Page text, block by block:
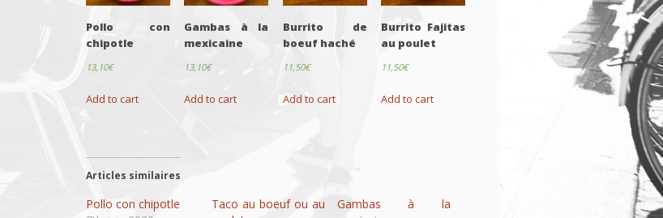
Pollo con
chipotle
13,10€
Add to cart
Gambas à la
mexicaine
13,10€
Add to cart
Burrito de
boeuf haché
11,50€
Add to cart
Burrito Fajitas
au poulet
11,50€
Add to cart
Articles similaires
Pollo con chipotle
Taco au boeuf ou au
Gambas à la